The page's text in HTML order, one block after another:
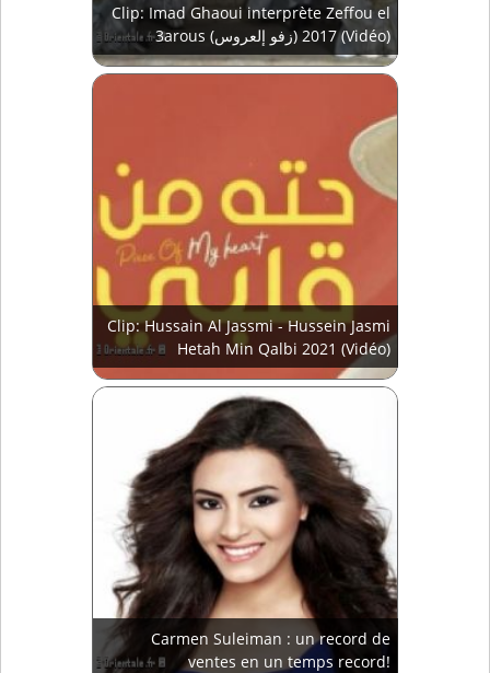
Clip: Imad Ghaoui interprète Zeffou el
3arous (زفو إلعروس) 2017 (Vidéo)
Clip: Hussain Al Jassmi - Hussein Jasmi
Hetah Min Qalbi 2021 (Vidéo)
Carmen Suleiman : un record de
ventes en un temps record!